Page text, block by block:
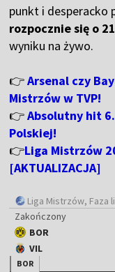
punkt i desperacko
rozpocznie się o
wyniku na żywo.
👉Arsenal czy
Mistrzów w TVP!
👉Absolutny hit
Polskiej!
👉Liga Mistrzów
[AKTUALIZACJA]
Liga Mistrzów, Faza
Zakończony
BOR
VIL
BOR